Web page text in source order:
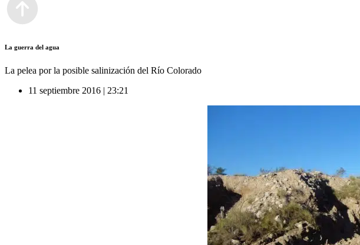
La guerra del agua
La pelea por la posible salinización del Río Colorado
11 septiembre 2016 | 23:21